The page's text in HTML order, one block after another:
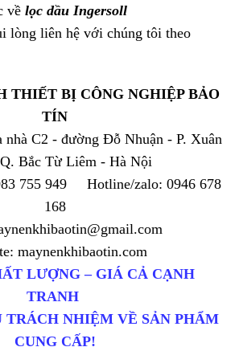
về lọc dầu Ingersoll
lòng liên hệ với chúng tôi theo
THIẾT BỊ CÔNG NGHIỆP BẢO
TÍN
nhà C2 - đường Đỗ Nhuận - P. Xuân
Bắc Từ Liêm - Hà Nội
755 949 Hotline/zalo: 0946 678
168
maynenkhibaotin.com
LƯỢNG – GIÁ CẢ CẠNH
TRANH
TRÁCH NHIỆM VỀ SẢN PHẨM
CUNG CẤP!